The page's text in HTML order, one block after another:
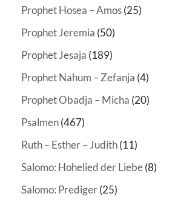
Prophet Hosea – Amos(25)
Prophet Jeremia (50)
Prophet Jesaja (189)
Prophet Nahum – Zefanja (4)
Prophet Obadja – Micha (20)
Psalmen(467)
Ruth – Esther – Judith(11)
Salomo: Hohelied der Liebe(8)
Salomo: Prediger(25)